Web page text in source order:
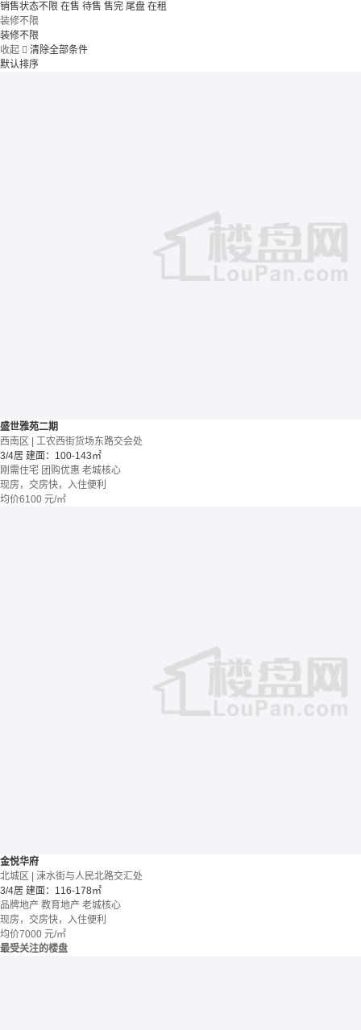
销售状态不限 在售 待售 售完 尾盘 在租
装修不限
装修不限
收起  清除全部条件
默认排序
盛世雅苑二期
西南区 | 工农西街货场东路交会处
3/4居 建面：100-143㎡
刚需住宅 团购优惠 老城核心
现房，交房快，入住便利
均价6100 元/㎡
金悦华府
北城区 | 涑水街与人民北路交汇处
3/4居 建面：116-178㎡
品牌地产 教育地产 老城核心
现房，交房快，入住便利
均价7000 元/㎡
最受关注的楼盘